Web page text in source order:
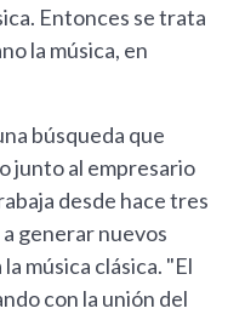
Entonces se trata
la música, en
búsqueda que
junto al empresario
desde hace tres
generar nuevos
música clásica. "El
con la unión del